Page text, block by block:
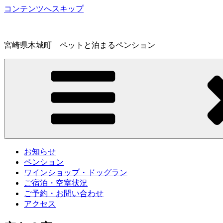
コンテンツへスキップ
宮崎県木城町 ペットと泊まるペンション
お知らせ
ペンション
ワインショップ・ドッグラン
ご宿泊・空室状況
ご予約・お問い合わせ
アクセス